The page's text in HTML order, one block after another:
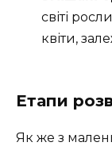
світі
квіти,
Етапи
Як же з